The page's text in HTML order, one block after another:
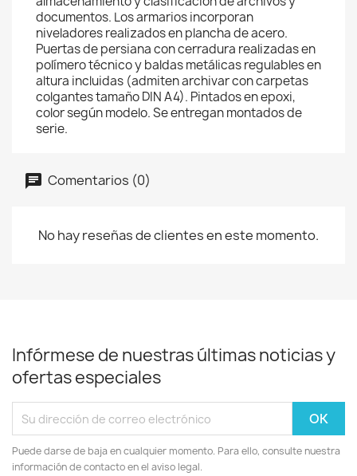
documentos. Los armarios incorporan
niveladores realizados en plancha de acero.
Puertas de persiana con cerradura realizadas en
polímero técnico y baldas metálicas regulables en
altura incluidas (admiten archivar con carpetas
colgantes tamaño DIN A4). Pintados en epoxi,
color según modelo. Se entregan montados de
serie.
Comentarios (0)
No hay reseñas de clientes en este momento.
Infórmese de nuestras últimas noticias y
ofertas especiales
Puede darse de baja en cualquier momento. Para ello, consulte nuestra
información de contacto en el aviso legal.